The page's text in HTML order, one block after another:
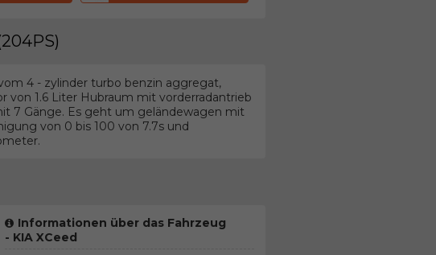
4 - zylinder turbo benzin aggregat,
von 1.6 Liter Hubraum mit vorderradantrieb
7 Gänge. Es geht um geländewagen mit
von 0 bis 100 von 7.7s und
Informationen über das Fahrzeug
- KIA XCeed